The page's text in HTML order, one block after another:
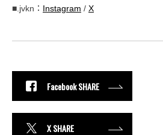
■.jvkn： Instagram / X
Facebook SHARE
X SHARE